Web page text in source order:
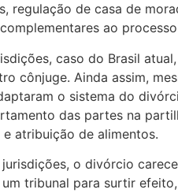
regulação de casa de
ao
caso do Brasil
cônjuge. Ainda assim,
o sistema do
das partes na
atribuição de alimentos.
o divórcio
tribunal para surtir